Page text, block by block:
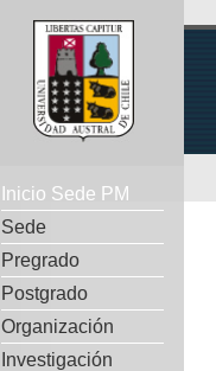
Inicio Sede PM
Sede
Pregrado
Postgrado
Organización
Investigación